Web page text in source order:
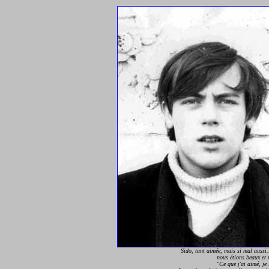
Sido, tant aimée, mais si mal
nous étions beaux et
"Ce que j'ai aimé,